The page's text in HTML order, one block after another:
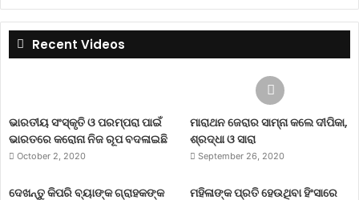
Recent Videos
ଭାରତୀୟ ସଂସ୍କୃତି ଓ ପରମ୍ପରା ପାଇଁ
ଭାରତରେ କରୋନା ନିଜ ରୂପ ବଦଳାଇଛି
October 2, 2020
ମାରାଥନ ଜେରାର ସାମ୍ନା କଲେ ଦୀପିକା,
ଶ୍ରଦ୍ଧା ଓ ସାରା
September 26, 2020
ଦେଖନ୍ତୁ କିପରି ବ୍ୟାଙ୍କ ଗ୍ରାହକଙ୍କ
ମହିଳାଙ୍କ ପ୍ରତି ହେଉଥିବା ହିଂସାରେ